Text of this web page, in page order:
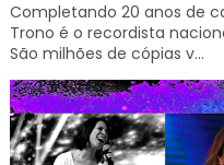
Completando 20 anos de
Trono é o recordista
São milhões de cópias v...